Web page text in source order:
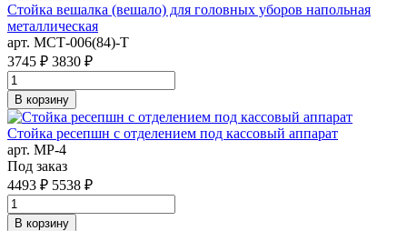
Стойка вешалка (вешало) для головных уборов напольная
металлическая
арт. MСТ-006(84)-Т
3745 ₽ 3830 ₽
В корзину
Стойка ресепшн с отделением под кассовый аппарат
арт. MР-4
Под заказ
4493 ₽ 5538 ₽
В корзину